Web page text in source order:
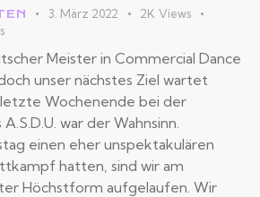
3. März 2022 2K Views
Meister in Commercial Dance
unser nächstes Ziel wartet
letzte Wochenende bei der
war der Wahnsinn.
einen eher unspektakulären
hatten, sind wir am
Höchstform aufgelaufen. Wir